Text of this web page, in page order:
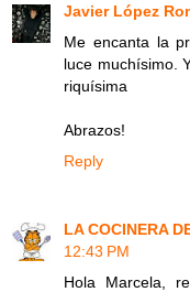
Javier López
Me encanta la
luce muchísimo.
riquísima
Abrazos!
Reply
LA COCINERA
12:43 PM
Hola Marcela,